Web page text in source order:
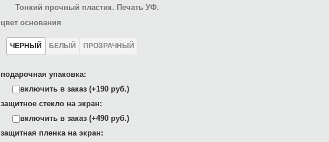
Тонкий прочный пластик. Печать УФ.
цвет основания
ЧЕРНЫЙ БЕЛЫЙ ПРОЗРАЧНЫЙ
подарочная упаковка:
включить в заказ (+190 руб.)
защитное стекло на экран:
включить в заказ (+490 руб.)
защитная пленка на экран: